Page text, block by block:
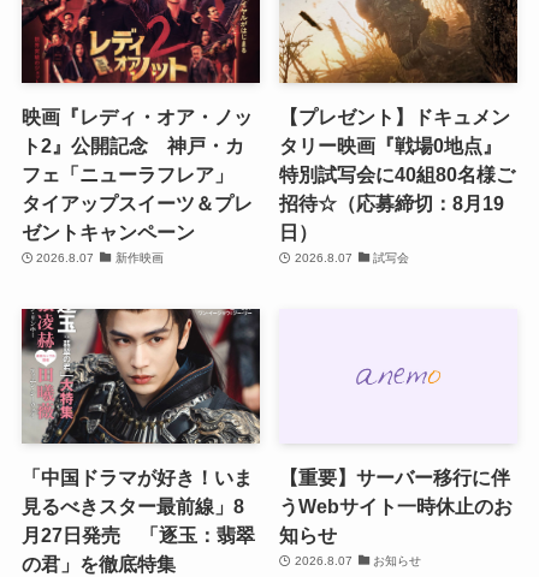
映画『レディ・オア・ノッ
ト2』公開記念 神戸・カ
フェ「ニューラフレア」
タイアップスイーツ＆プレ
ゼントキャンペーン
2026.8.07 新作映画
【プレゼント】ドキュメン
タリー映画『戦場0地点』
特別試写会に40組80名様ご
招待☆（応募締切：8月19
日）
2026.8.07 試写会
「中国ドラマが好き！いま
見るべきスター最前線」8
月27日発売 「逐玉：翡翠
の君」を徹底特集
【重要】サーバー移行に伴
うWebサイト一時休止のお
知らせ
2026.8.07 お知らせ